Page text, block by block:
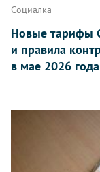
Социалка
Новые тарифы
и правила
в мае 2026 года